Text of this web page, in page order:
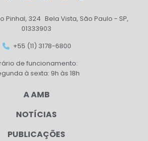
Pinhal, 324 Bela Vista, São Paulo - SP,
01333903
+55 (11) 3178-6800
de funcionamento:
à sexta: 9h às 18h
A AMB
NOTÍCIAS
PUBLICAÇÕES